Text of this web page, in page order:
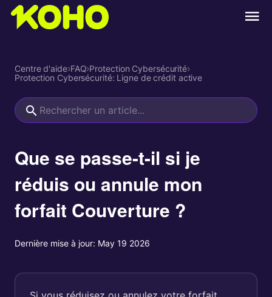
Centre d'aide›FAQ›Protection Cybersécurité›
Protection Cybersécurité: Ligne de crédit active
Que se passe-t-il si je
réduis ou annule mon
forfait Couverture ?
Dernière mise à jour: May 19 2026